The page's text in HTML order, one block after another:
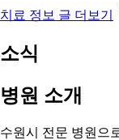
치료 정보 글 더보기
소식
병원 소개
수원시 전문 병원으